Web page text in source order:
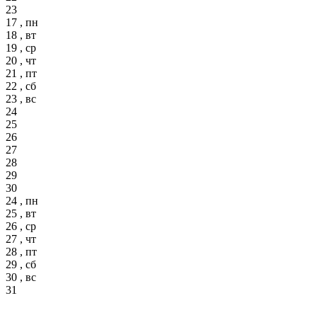
23
17 , пн
18 , вт
19 , ср
20 , чт
21 , пт
22 , сб
23 , вс
24
25
26
27
28
29
30
24 , пн
25 , вт
26 , ср
27 , чт
28 , пт
29 , сб
30 , вс
31